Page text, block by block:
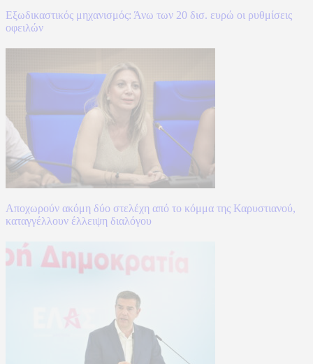
Εξωδικαστικός μηχανισμός: Άνω των 20 δισ. ευρώ οι ρυθμίσεις
οφειλών
Αποχωρούν ακόμη δύο στελέχη από το κόμμα της Καρυστιανού,
καταγγέλλουν έλλειψη διαλόγου